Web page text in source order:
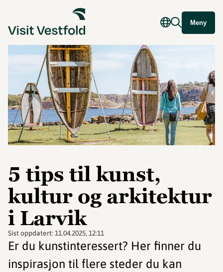
Meny
5 tips til kunst,
kultur og arkitektur
i Larvik
Sist oppdatert: 11.04.2025, 12:11
Er du kunstinteressert? Her finner du
inspirasjon til flere steder du kan